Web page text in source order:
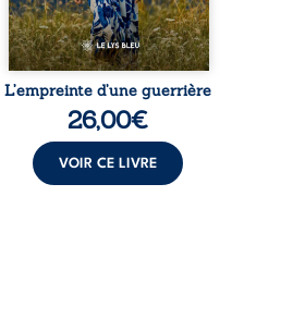
L’empreinte d’une guerrière
26,00€
VOIR CE LIVRE